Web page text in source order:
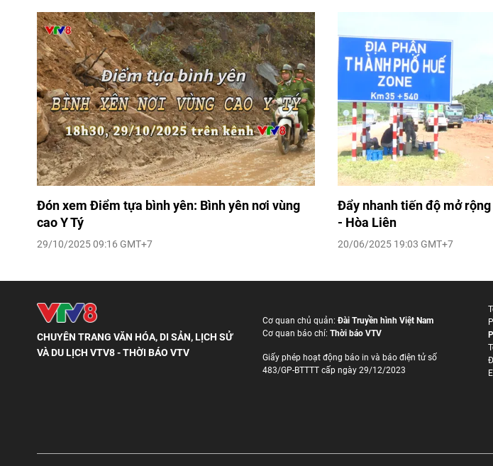
Đón xem Điểm tựa bình yên: Bình yên nơi vùng
cao Y Tý
29/10/2025 09:16 GMT+7
Đẩy nhanh tiến độ mở
- Hòa Liên
20/06/2025 19:03 GMT+7
CHUYÊN TRANG VĂN HÓA, DI SẢN, LỊCH SỬ
VÀ DU LỊCH VTV8 - THỜI BÁO VTV
Cơ quan chủ quản:Đài Truyền hình Việt Nam
Cơ quan báo chí: Thời báo VTV
Giấy phép hoạt động báo in và báo điện tử số
483/GP-BTTTT cấp ngày 29/12/2023